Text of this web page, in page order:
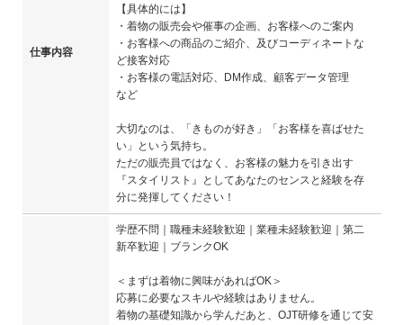
仕事内容
【具体的には】
・着物の販売会や催事の企画、お客様へのご案内
・お客様への商品のご紹介、及びコーディネートな
ど接客対応
・お客様の電話対応、DM作成、顧客データ管理
など
大切なのは、「きものが好き」「お客様を喜ばせた
い」という気持ち。
ただの販売員ではなく、お客様の魅力を引き出す
『スタイリスト』としてあなたのセンスと経験を存
分に発揮してください！
学歴不問｜職種未経験歓迎｜業種未経験歓迎｜第二
新卒歓迎｜ブランクOK
＜まずは着物に興味があればOK＞
応募に必要なスキルや経験はありません。
着物の基礎知識から学んだあと、OJT研修を通じて安